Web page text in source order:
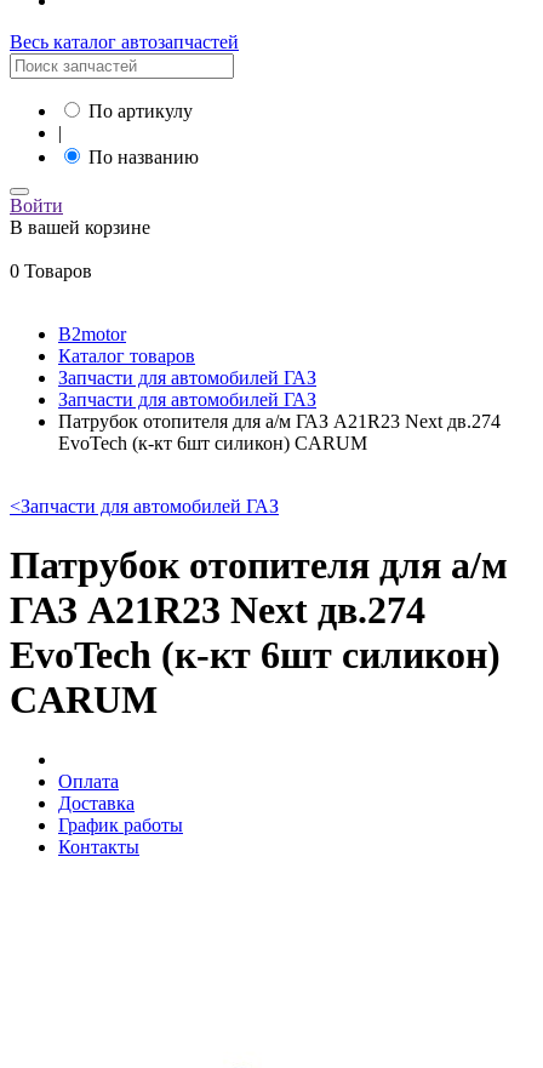
Весь каталог автозапчастей
По артикулу
|
По названию
Войти
В вашей корзине
0 Товаров
B2motor
Каталог товаров
Запчасти для автомобилей ГАЗ
Запчасти для автомобилей ГАЗ
Патрубок отопителя для а/м ГАЗ A21R23 Next дв.274
EvoTech (к-кт 6шт силикон) CARUM
<Запчасти для автомобилей ГАЗ
Патрубок отопителя для а/м
ГАЗ A21R23 Next дв.274
EvoTech (к-кт 6шт силикон)
CARUM
Оплата
Доставка
График работы
Контакты